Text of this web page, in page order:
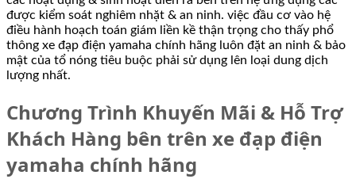
được kiểm soát nghiêm nhặt & an ninh. việc đầu cơ vào hệ
điều hành hoạch toán giám liền kề thận trọng cho thấy phổ
thông xe đạp điện yamaha chính hãng luôn đặt an ninh & bảo
mật của tổ nóng tiêu buộc phải sử dụng lên loại dung dịch
lượng nhất.
Chương Trình Khuyến Mãi & Hỗ Trợ
Khách Hàng bên trên xe đạp điện
yamaha chính hãng